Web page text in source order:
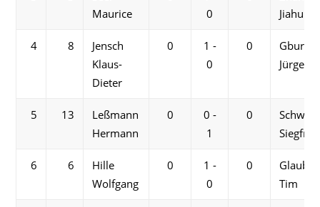
Maurice
0
Jiahui
4 8
Jensch
Klaus-
Dieter
0
1 -
0
0
Gburek
Jürgen
5 13
Leßmann
Hermann
0
0 -
1
0
6 6
Hille
Wolfgang
0
1 -
0
0
Glaubitz
Tim